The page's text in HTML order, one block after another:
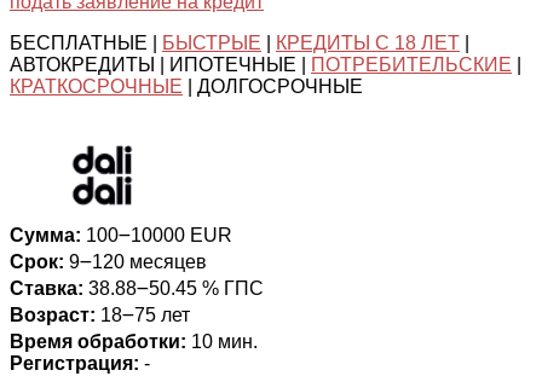
БЕСПЛАТНЫЕ |
БЫСТРЫЕ КРЕДИТЫ С 18 ЛЕТ
АВТОКРЕДИТЫ | ИПОТЕЧНЫЕ |
ПОТРЕБИТЕЛЬСКИЕ
КРАТКОСРОЧНЫЕ | ДОЛГОСРОЧНЫЕ
Сумма: 100౼10000 EUR
Срок: 9౼120 месяцев
Ставка: 38.88౼50.45 % ГПС
Возраст: 18౼75 лет
Время обработки: 10 мин.
Регистрация: -